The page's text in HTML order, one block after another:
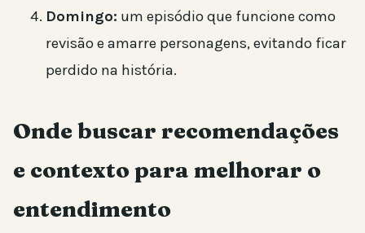
Domingo: um episódio que funcione como
revisão e amarre personagens, evitando ficar
perdido na história.
Onde buscar recomendações
e contexto para melhorar o
entendimento